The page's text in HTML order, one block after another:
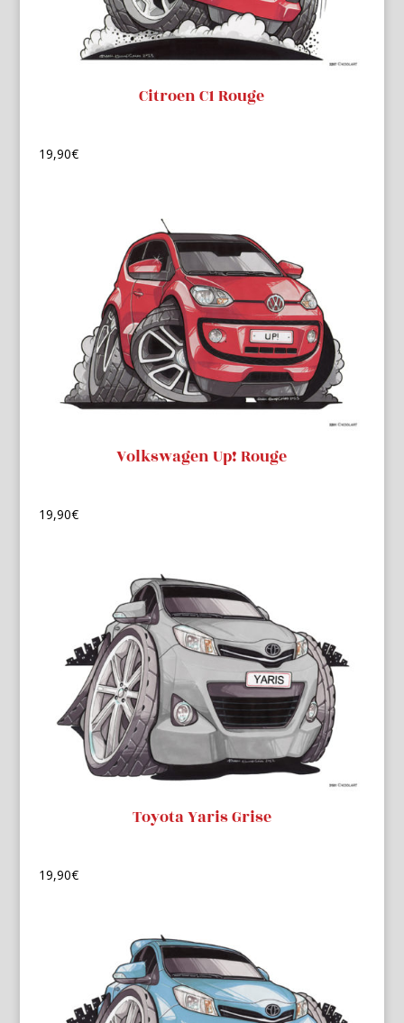
Citroen C1 Rouge
19,90€
Volkswagen Up! Rouge
19,90€
Toyota Yaris Grise
19,90€